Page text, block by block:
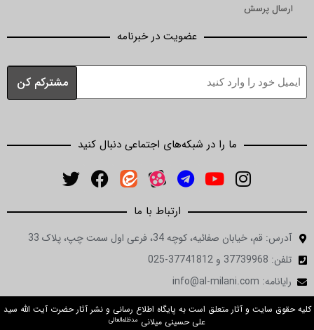
ارسال پرسش
عضویت در خبرنامه
ما را در شبکه‌های اجتماعی دنبال کنید
ارتباط با ما
آدرس: قم، خیابان صفائیه، کوچه 34، فرعی اول سمت چپ، پلاک 33
تلفن: 37739968 و 37741812-025
رایانامه: info@al-milani.com
کلیه حقوق سایت و آثار متعلق است به پایگاه اطلاع رسانی و نشر آثار حضرت آیت الله سید
علی حسینی میلانی مدظله‌العالی